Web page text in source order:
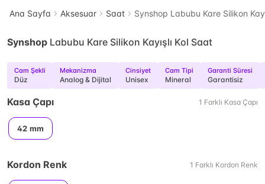
Ana Sayfa Aksesuar Saat Synshop Labubu Kare Silikon
Synshop Labubu Kare Silikon Kayışlı Kol Saat
Cam Şekli
Düz
Mekanizma
Analog & Dijital
Cinsiyet
Unisex
Cam Tipi
Mineral
Garanti Süresi
Garantisiz
Kasa Çapı 1 Farklı Kasa Çapı
42 mm
Kordon Renk 1 Farklı Kordon Renk